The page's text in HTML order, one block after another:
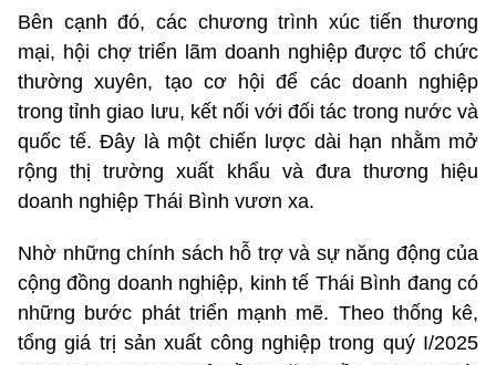
Bên cạnh đó, các chương trình xúc tiến thương
mại, hội chợ triển lãm doanh nghiệp được tổ chức
thường xuyên, tạo cơ hội để các doanh nghiệp
trong tỉnh giao lưu, kết nối với đối tác trong nước và
quốc tế. Đây là một chiến lược dài hạn nhằm mở
rộng thị trường xuất khẩu và đưa thương hiệu
doanh nghiệp Thái Bình vươn xa.
Nhờ những chính sách hỗ trợ và sự năng động của
cộng đồng doanh nghiệp, kinh tế Thái Bình đang có
những bước phát triển mạnh mẽ. Theo thống kê,
tổng giá trị sản xuất công nghiệp trong quý I/2025